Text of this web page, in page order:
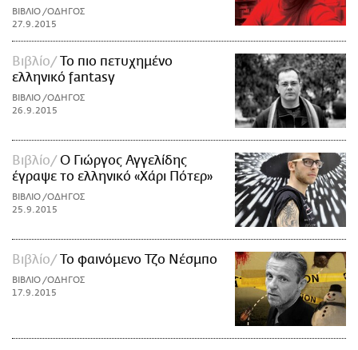
ΒΙΒΛΙΟ /ΟΔΗΓΟΣ
27.9.2015
Βιβλίο
Το πιο πετυχημένο
ελληνικό fantasy
ΒΙΒΛΙΟ /ΟΔΗΓΟΣ
26.9.2015
Βιβλίο
Ο Γιώργος Αγγελίδης
έγραψε το ελληνικό «Χάρι Πότερ»
ΒΙΒΛΙΟ /ΟΔΗΓΟΣ
25.9.2015
Βιβλίο Το φαινόμενο Τζο Νέσμπο
ΒΙΒΛΙΟ /ΟΔΗΓΟΣ
17.9.2015